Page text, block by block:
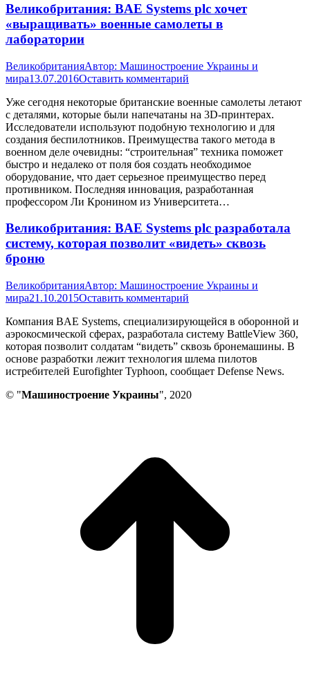
Великобритания: BAE Systems plc хочет
«выращивать» военные самолеты в
лаборатории
ВеликобританияАвтор: Машиностроение Украины и
мира13.07.2016Оставить комментарий
Уже сегодня некоторые британские военные самолеты летают
с деталями, которые были напечатаны на 3D-принтерах.
Исследователи используют подобную технологию и для
создания беспилотников. Преимущества такого метода в
военном деле очевидны: “строительная” техника поможет
быстро и недалеко от поля боя создать необходимое
оборудование, что дает серьезное преимущество перед
противником. Последняя инновация, разработанная
профессором Ли Кронином из Университета…
Великобритания: BAE Systems plc разработала
систему, которая позволит «видеть» сквозь
броню
ВеликобританияАвтор: Машиностроение Украины и
мира21.10.2015Оставить комментарий
Компания BAE Systems, специализирующейся в оборонной и
аэрокосмической сферах, разработала систему BattleView 360,
которая позволит солдатам “видеть” сквозь бронемашины. В
основе разработки лежит технология шлема пилотов
истребителей Eurofighter Typhoon, сообщает Defense News.
© "Машиностроение Украины", 2020